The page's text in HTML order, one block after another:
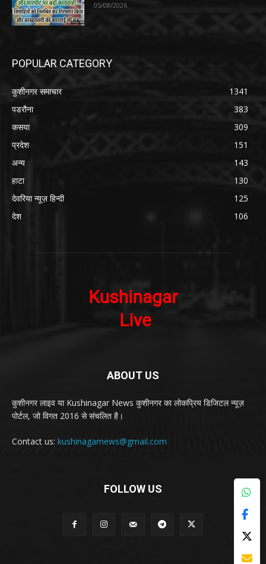
05/08/2026
POPULAR CATEGORY
कुशीनगर समाचार
1341
पडरौना
383
कसया
309
प्रदेश
151
अन्य
143
हाटा
130
देवरिया न्यूज़ हिन्दी
125
देश
106
ABOUT US
कुशीनगर लाइव या Kushinagar News कुशीनगर का लोकप्रिय डिजिटल न्यूज़
पोर्टल, जो विगत 2016 से संचलित है।
Contact us: kushinagarnews@gmail.com
FOLLOW US